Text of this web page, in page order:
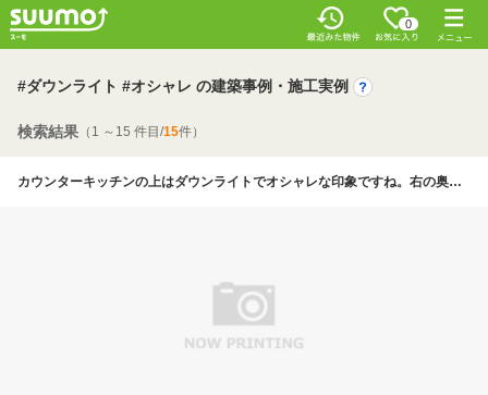
0
#ダウンライト #オシャレ の建築事例・施工実例
検索結果 （1 ～15 件目/15件）
カウンターキッチンの上はダウンライトでオシャレな印象ですね。右の奥はダイニングスペースがあり、壁際にはカウンターを設置。ここでパソコンをしたりお子様が勉強したりもできます。